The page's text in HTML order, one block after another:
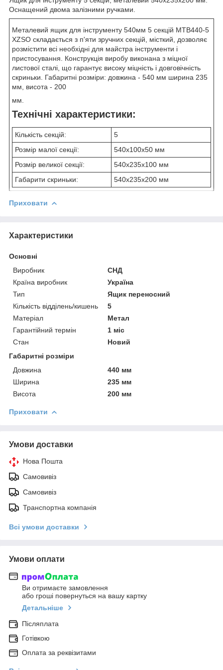
Оснащений двома залізними ручками.
Металевий ящик для інструменту 540мм 5 секцій MTB440-5
XZSO складається з п'яти зручних секцій, місткий, дозволяє
розмістити всі необхідні для майстра інструменти і
пристосування. Конструкція виробу виконана з міцної
листової сталі, що гарантує високу міцність і довговічність
скриньки. Габаритні розміри: довжина - 540 мм ширина 235
мм, висота - 200
мм.
Технічні характеристики:
Кількість секцій:
5
Розмір малої секції:
540х100х50 мм
Розмір великої секції:
540х235х100 мм
Габарити скриньки:
540x235x200 мм
Приховати
Характеристики
Основні
Виробник
СНД
Країна виробник
Україна
Тип
Ящик переносний
Кількість відділень/кишень
5
Матеріал
Метал
Гарантійний термін
1 міс
Стан
Новий
Габаритні розміри
Довжина
440 мм
Ширина
235 мм
Висота
200 мм
Приховати
Умови доставки
Нова Пошта
Самовивіз
Самовивіз
Транспортна компанія
Всі умови доставки
Умови оплати
Ви отримаєте замовлення
або гроші повернуться на вашу картку
Детальніше
Післяплата
Готівкою
Оплата за реквізитами